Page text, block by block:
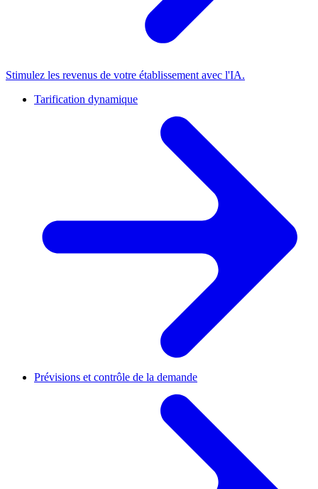
Stimulez les revenus de votre établissement avec l'IA.
Tarification dynamique
Prévisions et contrôle de la demande